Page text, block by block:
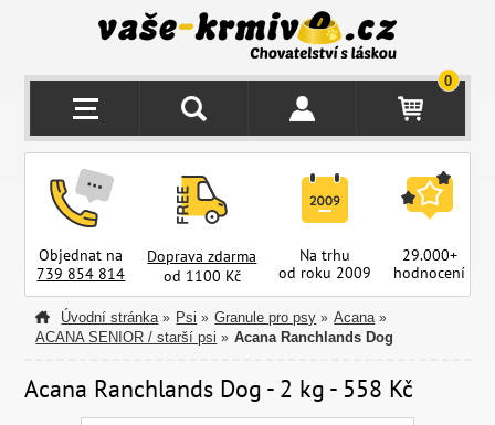
0
Objednat na
739 854 814
Doprava zdarma
od 1100 Kč
Na trhu
od roku 2009
29.000+
hodnocení
Úvodní stránka » Psi » Granule pro psy » Acana »
ACANA SENIOR / starší psi » Acana Ranchlands Dog
Acana Ranchlands Dog - 2 kg - 558 Kč